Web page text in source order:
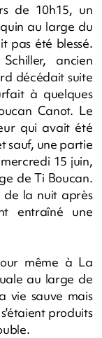
de 10h15, un
au large du
pas été blessé.
ancien
décédait suite
à quelques
Canot. Le
qui avait été
sauf, une partie
15 juin,
de Ti Boucan.
la nuit après
entraîné une
même à La
au large de
vie sauve mais
produits
trouble.